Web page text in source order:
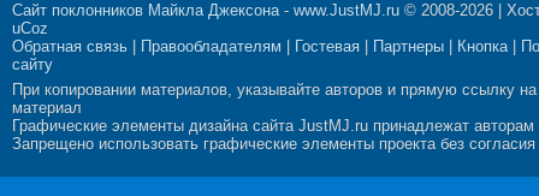
Сайт поклонников Майкла Джексона- www.JustMJ.ru © 2008-2026 |
uCoz
Обратная связь
Правообладателям Гостевая Партнеры Кнопка|
сайту
При копировании материалов, указывайте авторов и прямую ссылку на
материал
Графические элементы дизайна сайта JustMJ.ru принадлежат авторам
Запрещено использовать графические элементы проекта без согласия